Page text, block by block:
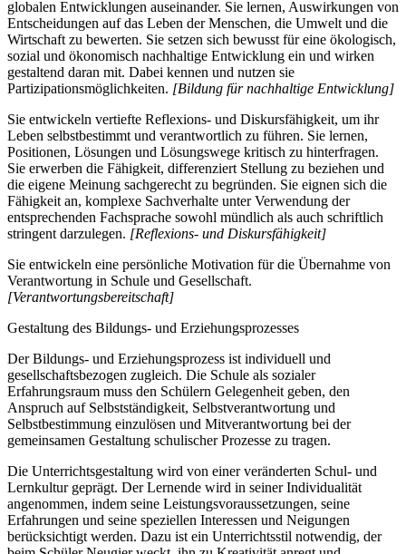
globalen Entwicklungen auseinander. Sie lernen, Auswirkungen von
Entscheidungen auf das Leben der Menschen, die Umwelt und die
Wirtschaft zu bewerten. Sie setzen sich bewusst für eine ökologisch,
sozial und ökonomisch nachhaltige Entwicklung ein und wirken
gestaltend daran mit. Dabei kennen und nutzen sie
Partizipationsmöglichkeiten. [Bildung für nachhaltige Entwicklung]
Sie entwickeln vertiefte Reflexions- und Diskursfähigkeit, um ihr
Leben selbstbestimmt und verantwortlich zu führen. Sie lernen,
Positionen, Lösungen und Lösungswege kritisch zu hinterfragen.
Sie erwerben die Fähigkeit, differenziert Stellung zu beziehen und
die eigene Meinung sachgerecht zu begründen. Sie eignen sich die
Fähigkeit an, komplexe Sachverhalte unter Verwendung der
entsprechenden Fachsprache sowohl mündlich als auch schriftlich
stringent darzulegen. [Reflexions- und Diskursfähigkeit]
Sie entwickeln eine persönliche Motivation für die Übernahme von
Verantwortung in Schule und Gesellschaft.
[Verantwortungsbereitschaft]
Gestaltung des Bildungs- und Erziehungsprozesses
Der Bildungs- und Erziehungsprozess ist individuell und
gesellschaftsbezogen zugleich. Die Schule als sozialer
Erfahrungsraum muss den Schülern Gelegenheit geben, den
Anspruch auf Selbstständigkeit, Selbstverantwortung und
Selbstbestimmung einzulösen und Mitverantwortung bei der
gemeinsamen Gestaltung schulischer Prozesse zu tragen.
Die Unterrichtsgestaltung wird von einer veränderten Schul- und
Lernkultur geprägt. Der Lernende wird in seiner Individualität
angenommen, indem seine Leistungsvoraussetzungen, seine
Erfahrungen und seine speziellen Interessen und Neigungen
berücksichtigt werden. Dazu ist ein Unterrichtsstil notwendig, der